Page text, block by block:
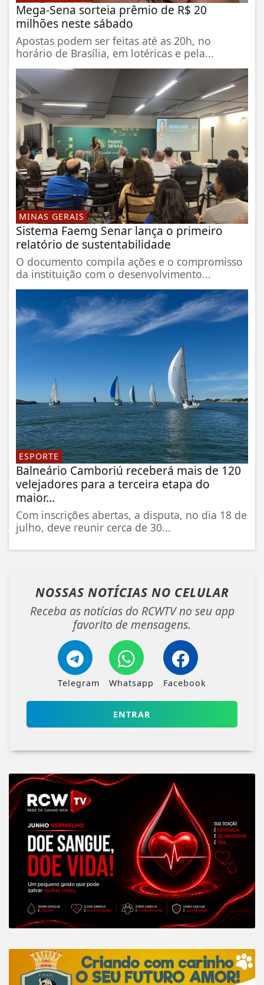
Mega-Sena sorteia prêmio de R$ 20
milhões neste sábado
Apostas podem ser feitas até as 20h, no
horário de Brasília, em lotéricas e pela...
MINAS GERAIS
Sistema Faemg Senar lança o primeiro
relatório de sustentabilidade
O documento compila ações e o compromisso
da instituição com o desenvolvimento...
ESPORTE
Balneário Camboriú receberá mais de 120
velejadores para a terceira etapa do
maior...
Com inscrições abertas, a disputa, no dia 18 de
julho, deve reunir cerca de 30...
NOSSAS NOTÍCIAS NO CELULAR
Receba as notícias do RCWTV no seu app
favorito de mensagens.
Telegram Whatsapp Facebook
ENTRAR